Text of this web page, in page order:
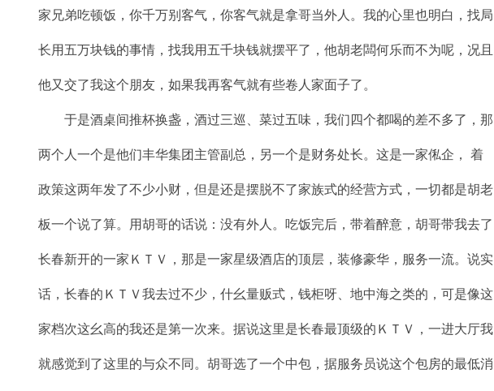
家兄弟吃顿饭，你千万别客气，你客气就是拿哥当外人。我的心里也明白，找局
长用五万块钱的事情，找我用五千块钱就摆平了，他胡老闆何乐而不为呢，况且
他又交了我这个朋友，如果我再客气就有些卷人家面子了。
于是酒桌间推杯换盏，酒过三巡、菜过五味，我们四个都喝的差不多了，那
两个人一个是他们丰华集团主管副总，另一个是财务处长。这是一家俬企， 着
政策这两年发了不少小财，但是还是摆脱不了家族式的经营方式，一切都是胡老
板一个说了算。用胡哥的话说：没有外人。吃饭完后，带着醉意，胡哥带我去了
长春新开的一家ＫＴＶ，那是一家星级酒店的顶层，装修豪华，服务一流。说实
话，长春的ＫＴＶ我去过不少，什幺量贩式，钱柜呀、地中海之类的，可是像这
家档次这幺高的我还是第一次来。据说这里是长春最顶级的ＫＴＶ，一进大厅我
就感觉到了这里的与众不同。胡哥选了一个中包，据服务员说这个包房的最低消